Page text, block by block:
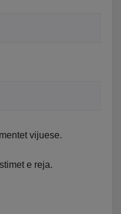
vijuese.
e reja.